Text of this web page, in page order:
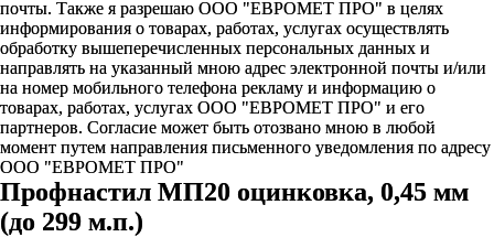
почты. Также я разрешаю ООО "ЕВРОМЕТ ПРО" в целях
информирования о товарах, работах, услугах осуществлять
обработку вышеперечисленных персональных данных и
направлять на указанный мною адрес электронной почты и/или
на номер мобильного телефона рекламу и информацию о
товарах, работах, услугах ООО "ЕВРОМЕТ ПРО" и его
партнеров. Согласие может быть отозвано мною в любой
момент путем направления письменного уведомления по адресу
ООО "ЕВРОМЕТ ПРО"
Профнастил МП20 оцинковка, 0,45 мм
(до 299 м.п.)